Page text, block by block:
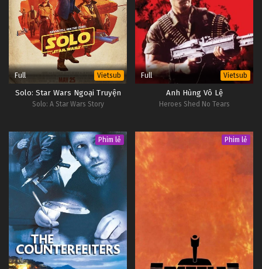
Full Vietsub
Solo: Star Wars Ngoại Truyện
Solo: A Star Wars Story
Full Vietsub
Anh Hùng Vô Lệ
Heroes Shed No Tears
Phim lẻ Phim lẻ